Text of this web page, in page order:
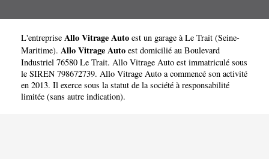
L'entreprise Allo Vitrage Auto est un garage à Le Trait (Seine-
Maritime). Allo Vitrage Auto est domicilié au Boulevard
Industriel 76580 Le Trait. Allo Vitrage Auto est immatriculé sous
le SIREN 798672739. Allo Vitrage Auto a commencé son activité
en 2013. Il exerce sous la statut de la société à responsabilité
limitée (sans autre indication).